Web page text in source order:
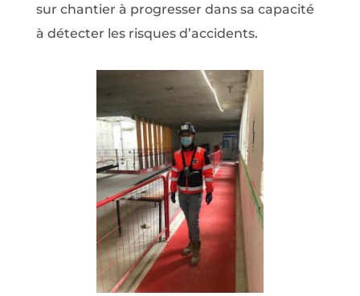
sur chantier à progresser dans sa capacité
à détecter les risques d’accidents.